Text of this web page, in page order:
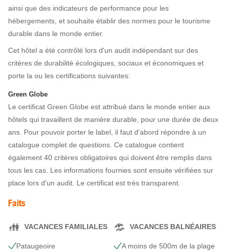
ainsi que des indicateurs de performance pour les
hébergements, et souhaite établir des normes pour le tourisme
durable dans le monde entier.
Cet hôtel a été contrôlé lors d'un audit indépendant sur des
critères de durabilité écologiques, sociaux et économiques et
porte la ou les certifications suivantes:
Green Globe
Le certificat Green Globe est attribué dans le monde entier aux
hôtels qui travaillent de manière durable, pour une durée de deux
ans. Pour pouvoir porter le label, il faut d'abord répondre à un
catalogue complet de questions. Ce catalogue contient
également 40 critères obligatoires qui doivent être remplis dans
tous les cas. Les informations fournies sont ensuite vérifiées sur
place lors d'un audit. Le certificat est très transparent.
Faits
VACANCES FAMILIALES
Pataugeoire
VACANCES BALNÉAIRES
A moins de 500m de la plage